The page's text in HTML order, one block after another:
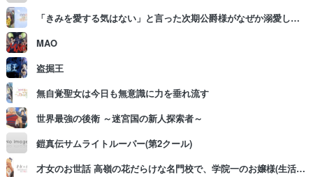
「きみを愛する気はない」と言った次期公爵様がなぜか溺愛してきます
MAO
盗掘王
無自覚聖女は今日も無意識に力を垂れ流す
世界最強の後衛 ～迷宮国の新人探索者～
鎧真伝サムライトルーパー(第2クール)
才女のお世話 高嶺の花だらけな名門校で、学院一のお嬢様(生活能力皆無)を陰ながらお世話することになりました